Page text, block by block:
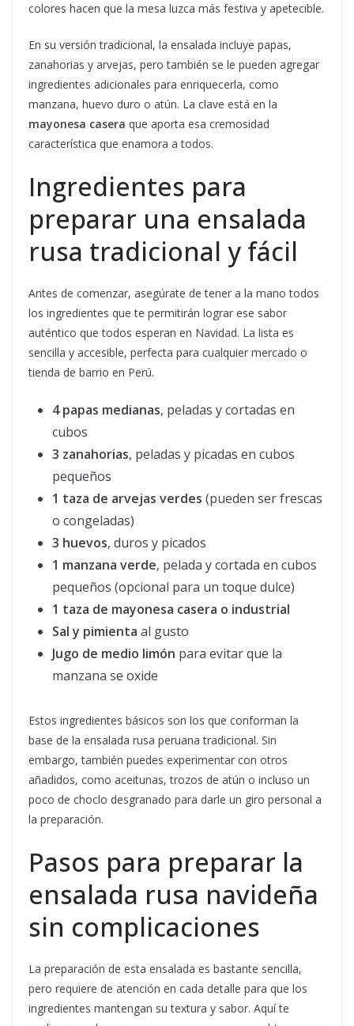
colores hacen que la mesa luzca más festiva y apetecible.
En su versión tradicional, la ensalada incluye papas,
zanahorias y arvejas, pero también se le pueden agregar
ingredientes adicionales para enriquecerla, como
manzana, huevo duro o atún. La clave está en la
mayonesa casera que aporta esa cremosidad
característica que enamora a todos.
Ingredientes para
preparar una ensalada
rusa tradicional y fácil
Antes de comenzar, asegúrate de tener a la mano todos
los ingredientes que te permitirán lograr ese sabor
auténtico que todos esperan en Navidad. La lista es
sencilla y accesible, perfecta para cualquier mercado o
tienda de barrio en Perú.
4 papas medianas, peladas y cortadas en
cubos
3 zanahorias, peladas y picadas en cubos
pequeños
1 taza de arvejas verdes (pueden ser frescas
o congeladas)
3 huevos, duros y picados
1 manzana verde, pelada y cortada en cubos
pequeños (opcional para un toque dulce)
1 taza de mayonesa casera o industrial
Sal y pimienta al gusto
Jugo de medio limón para evitar que la
manzana se oxide
Estos ingredientes básicos son los que conforman la
base de la ensalada rusa peruana tradicional. Sin
embargo, también puedes experimentar con otros
añadidos, como aceitunas, trozos de atún o incluso un
poco de choclo desgranado para darle un giro personal a
la preparación.
Pasos para preparar la
ensalada rusa navideña
sin complicaciones
La preparación de esta ensalada es bastante sencilla,
pero requiere de atención en cada detalle para que los
ingredientes mantengan su textura y sabor. Aquí te